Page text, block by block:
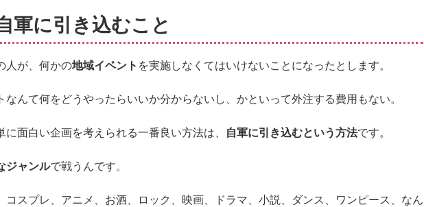
軍に引き込むこと
人が、何かの地域イベント を実施しなくてはいけないことになったとします。
なんて何をどうやったらいいか分からないし、かといって外注する費用もない。
面白い企画を考えられる一番良い方法は、 自軍に引き込むという方法です。
ジャンルで戦うんです。
コスプレ、アニメ、お酒、ロック、映画、ドラマ、小説、ダンス、ワンピース、なん